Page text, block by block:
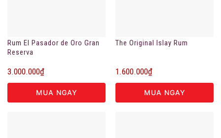
Rum El Pasador de Oro Gran
Reserva
3.000.000₫
MUA NGAY
The Original Islay Rum
1.600.000₫
MUA NGAY